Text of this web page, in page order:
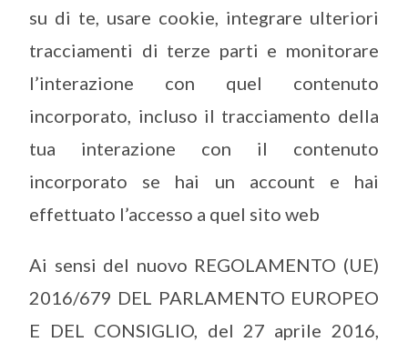
su di te, usare cookie, integrare ulteriori
tracciamenti di terze parti e monitorare
l’interazione con quel contenuto
incorporato, incluso il tracciamento della
tua interazione con il contenuto
incorporato se hai un account e hai
effettuato l’accesso a quel sito web
Ai sensi del nuovo REGOLAMENTO (UE)
2016/679 DEL PARLAMENTO EUROPEO
E DEL CONSIGLIO, del 27 aprile 2016,